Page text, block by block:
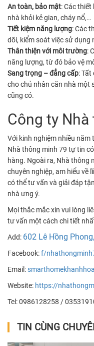
An toàn, bảo mật: Các
nhà khỏi kẻ gian, cháy nổ,…
Tiết kiệm năng lượng: Các
dõi, kiểm soát việc sử dụng
Thân thiện với môi trường:
năng lượng, từ đó bảo vệ
Sang trọng – đẳng cấp:
cho chủ nhân căn nhà một
cũng có.
Công ty
Với kinh nghiệm nhiều
Nhà thông minh 79 tự tin
hàng. Ngoài ra, Nhà thông
chuyên nghiệp, am hiểu về
có thể tư vấn và giải đáp
nhà ưng ý.
Mọi thắc mắc xin vui lòng
tư vấn một cách chi tiết
Add: 602 Lê Hồng
Facebook:f/
Email:
Website: https://
Tel: 0986128258 /
TIN CÙNG